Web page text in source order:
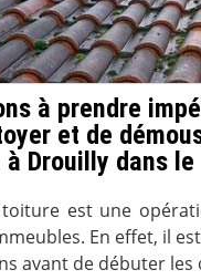
à prendre
et de
Drouilly dans le
est une
En effet, il
avant de débuter les